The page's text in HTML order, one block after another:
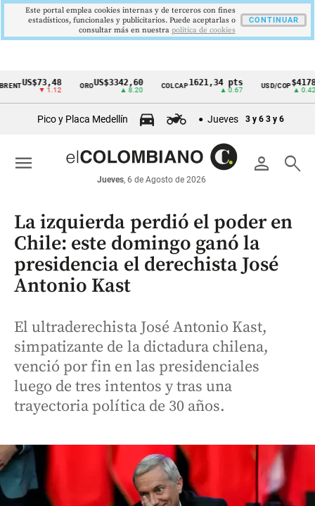
Cintillo
económicos
Colombia
▼ 1.12
ORO US$3342,60 COLCAP1621,34 pts USD/COP$4178
▲ 0.42
Pico y Placa Medellín Jueves 3 y 6 3 y 6
person search
Jueves, 6 de Agosto de 2026
menu
La izquierda perdió el poder en
Chile: este domingo ganó la
presidencia el derechista José
Antonio Kast
El ultraderechista José Antonio Kast,
simpatizante de la dictadura chilena,
venció por fin en las presidenciales
luego de tres intentos y tras una
trayectoria política de 30 años.
Este portal emplea cookies internas y de terceros con fines
estadísticos, funcionales y publicitarios. Puede aceptarlas o
consultar más en nuestra politica de cookies
CONTINUAR